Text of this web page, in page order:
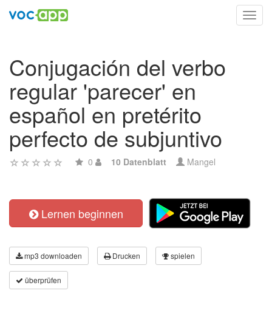
Conjugación del verbo
regular 'parecer' en
español en pretérito
perfecto de subjuntivo
0 10 Datenblatt Mangel
Lernen beginnen
mp3 downloaden Drucken spielen
überprüfen